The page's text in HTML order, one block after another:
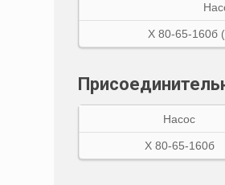
Х 80-65-160б
Насос
Х 80-65-160б